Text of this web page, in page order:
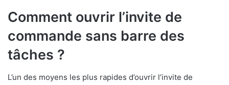
Comment ouvrir l’invite de
commande sans barre des
tâches ?
L’un des moyens les plus rapides d’ouvrir l’invite de